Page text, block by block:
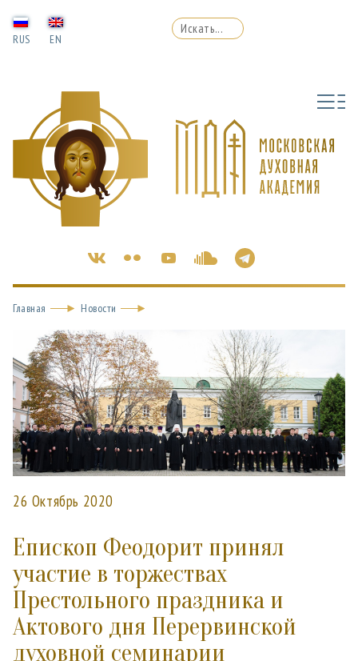
RUS EN
Главная Новости
26 Октябрь 2020
Епископ Феодорит принял
участие в торжествах
Престольного праздника и
Актового дня Перервинской
духовной семинарии